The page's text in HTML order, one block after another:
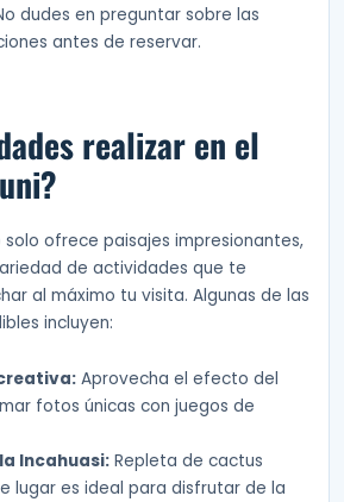
dudes en preguntar sobre las
antes de reservar.
realizar en el
solo ofrece paisajes impresionantes,
de actividades que te
al máximo tu visita. Algunas de las
incluyen:
Aprovecha el efecto del
fotos únicas con juegos de
Incahuasi: Repleta de cactus
lugar es ideal para disfrutar de la